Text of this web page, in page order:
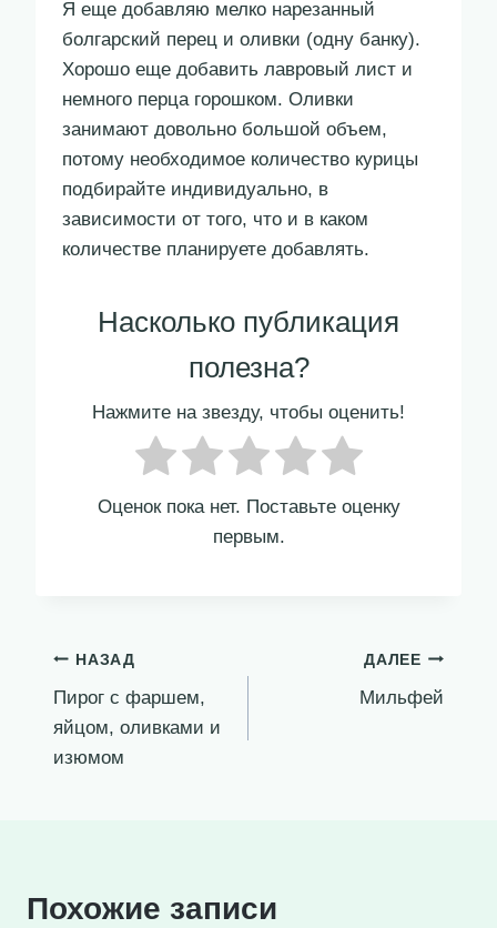
Я еще добавляю мелко нарезанный
болгарский перец и оливки (одну банку).
Хорошо еще добавить лавровый лист и
немного перца горошком. Оливки
занимают довольно большой объем,
потому необходимое количество курицы
подбирайте индивидуально, в
зависимости от того, что и в каком
количестве планируете добавлять.
Насколько публикация
полезна?
Нажмите на звезду, чтобы оценить!
Оценок пока нет. Поставьте оценку
первым.
Навигация
по
записям
НАЗАД
Пирог с фаршем,
яйцом, оливками и
изюмом
ДАЛЕЕ
Мильфей
Похожие записи